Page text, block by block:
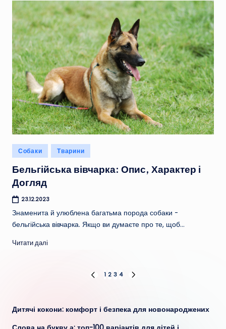
Опубліковано
у
Собаки Тварини
Бельгійська вівчарка: Опис, Характер і
Догляд
23.12.2023
Знаменита й улюблена багатьма порода собаки -
бельгійська вівчарка. Якщо ви думаєте про те, щоб…
Читати далі
ПОПЕРЕДНЯ
1 2 3 4
Дитячі кокони: комфорт і безпека для новонароджених